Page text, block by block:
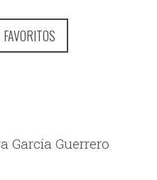
García Guerrero